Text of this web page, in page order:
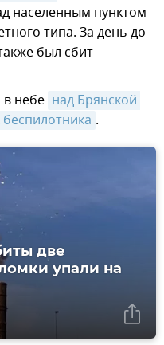
населенным пунктом
типа. За день до
был сбит
небе над Брянской
.
две
упали на